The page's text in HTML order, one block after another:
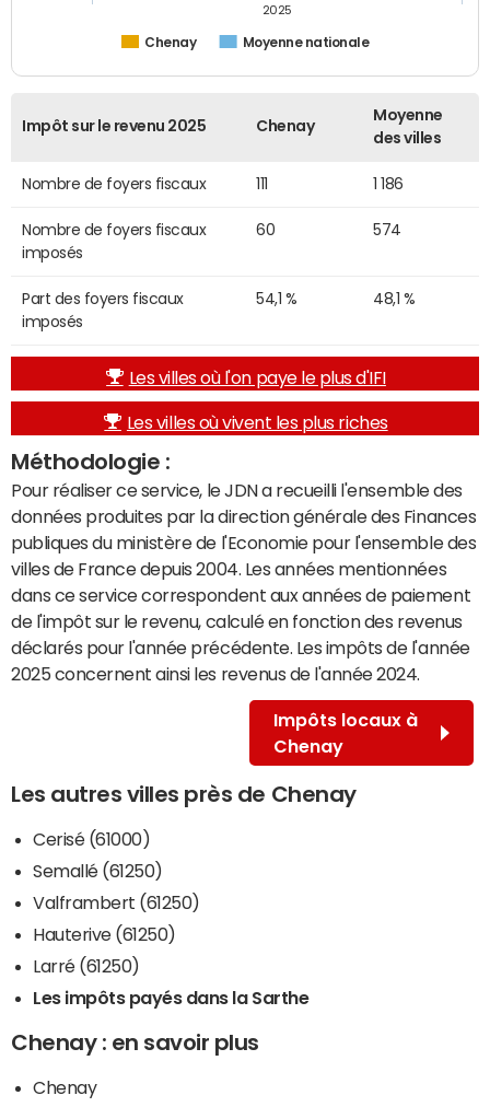
Chenay Moyenne nationale
2025
Impôt sur le revenu 2025 Chenay
Moyenne
des villes
Nombre de foyers fiscaux 1 186
Nombre de foyers fiscaux
imposés
60 574
Part des foyers fiscaux
imposés
54,1 % 48,1 %
Les villes où l'on paye le plus d'IFI
Les villes où vivent les plus riches
Méthodologie :
Pour réaliser ce service, le JDN a recueilli l'ensemble des
données produites par la direction générale des Finances
publiques du ministère de l'Economie pour l'ensemble des
villes de France depuis 2004. Les années mentionnées
dans ce service correspondent aux années de paiement
de l'impôt sur le revenu, calculé en fonction des revenus
déclarés pour l'année précédente. Les impôts de l'année
2025 concernent ainsi les revenus de l'année 2024.
Impôts locaux à
Chenay
Les autres villes près de Chenay
Cerisé (61000)
Semallé (61250)
Valframbert (61250)
Hauterive (61250)
Larré (61250)
Les impôts payés dans la Sarthe
Chenay : en savoir plus
Chenay